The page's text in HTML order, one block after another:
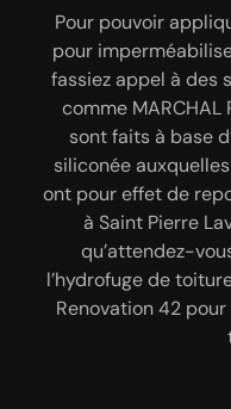
Pour pouvoir
pour
fassiez appel à des
comme
sont faits à base
siliconée
ont pour effet de
à Saint Pierre
qu’attendez-
l’hydrofuge de
Renovation 42
Vous pouvez faire
qui est une
opérationnelle à
réaliser le
toiture. Les
souvent pour
Cela est aussi
et le confort du
toiture. Il est
Renovation 42
un jet d’eau à
matériau de
42 commence à
de votre toiture à
nécessaire que vous
devis. C’est à
aurez
intervention, du
totalité des
offert par notre
42 et ne vous
heures, nous allons
claire